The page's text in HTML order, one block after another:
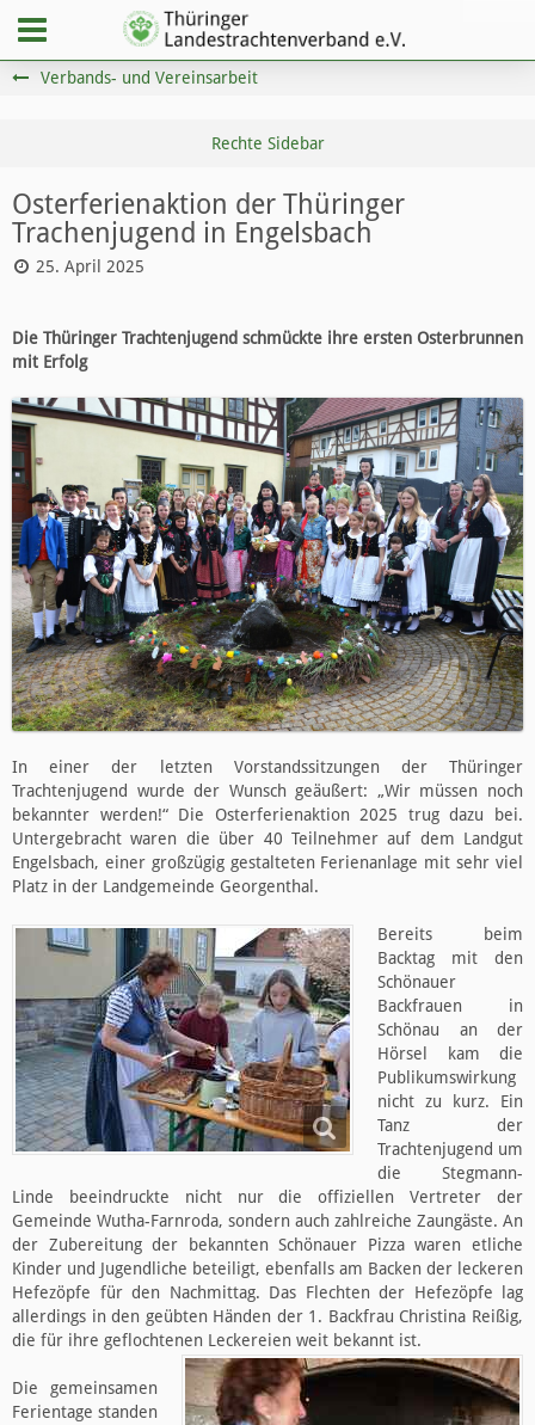
Verbands- und Vereinsarbeit
Osterferienaktion der Thüringer
Trachenjugend in Engelsbach
25. April 2025
Die Thüringer Trachtenjugend schmückte ihre ersten Osterbrunnen
mit Erfolg
In einer der letzten Vorstandssitzungen der Thüringer
Trachtenjugend wurde der Wunsch geäußert: „Wir müssen noch
bekannter werden!“ Die Osterferienaktion 2025 trug dazu bei.
Untergebracht waren die über 40 Teilnehmer auf dem Landgut
Engelsbach, einer großzügig gestalteten Ferienanlage mit sehr viel
Platz in der Landgemeinde Georgenthal.
Bereits beim
Backtag mit den
Schönauer
Backfrauen in
Schönau an der
Hörsel kam die
Publikumswirkung
nicht zu kurz. Ein
Tanz der
Trachtenjugend um
die Stegmann-
Linde beeindruckte nicht nur die offiziellen Vertreter der
Gemeinde Wutha-Farnroda, sondern auch zahlreiche Zaungäste. An
der Zubereitung der bekannten Schönauer Pizza waren etliche
Kinder und Jugendliche beteiligt, ebenfalls am Backen der leckeren
Hefezöpfe für den Nachmittag. Das Flechten der Hefezöpfe lag
allerdings in den geübten Händen der 1. Backfrau Christina Reißig,
die für ihre geflochtenen Leckereien weit bekannt ist.
Die gemeinsamen
Ferientage standen